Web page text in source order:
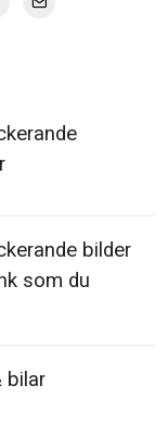
bilder
som du
bilar